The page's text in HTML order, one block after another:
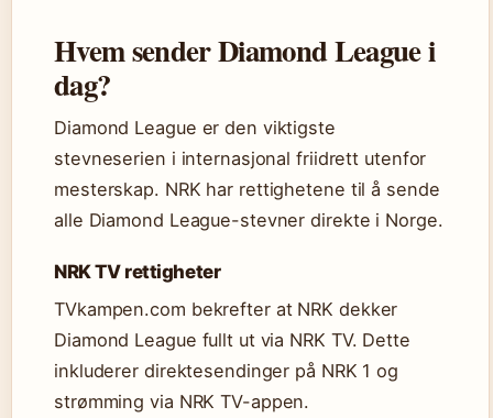
Hvem sender Diamond League i
dag?
Diamond League er den viktigste
stevneserien i internasjonal friidrett utenfor
mesterskap. NRK har rettighetene til å sende
alle Diamond League-stevner direkte i Norge.
NRK TV rettigheter
TVkampen.com bekrefter at NRK dekker
Diamond League fullt ut via NRK TV. Dette
inkluderer direktesendinger på NRK 1 og
strømming via NRK TV-appen.